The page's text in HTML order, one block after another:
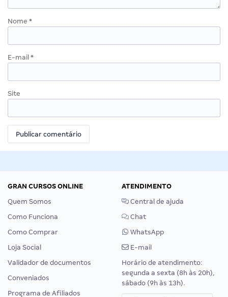
Nome *
E-mail *
Site
GRAN CURSOS ONLINE
Quem Somos
Como Funciona
Como Comprar
Loja Social
Validador de documentos
Conveniados
Programa de Afiliados
ATENDIMENTO
Central de ajuda
Chat
WhatsApp
E-mail
Horário de atendimento:
segunda a sexta (8h às 20h),
sábado (9h às 13h).